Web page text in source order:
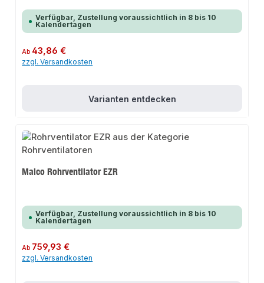
Verfügbar, Zustellung voraussichtlich in 8 bis 10
Kalendertagen
Regulärer Preis:
Ab 43,86 €
zzgl. Versandkosten
Varianten entdecken
Maico Rohrventilator EZR
Verfügbar, Zustellung voraussichtlich in 8 bis 10
Kalendertagen
Regulärer Preis:
Ab 759,93 €
zzgl. Versandkosten